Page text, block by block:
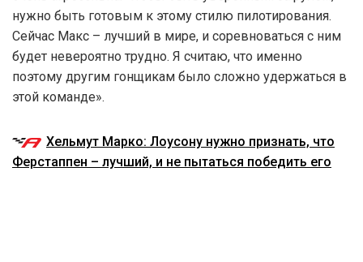
нужно быть готовым к этому стилю пилотирования.
Сейчас Макс – лучший в мире, и соревноваться с ним
будет невероятно трудно. Я считаю, что именно
поэтому другим гонщикам было сложно удержаться в
этой команде».
Хельмут Марко: Лоусону нужно признать, что
Ферстаппен – лучший, и не пытаться победить его